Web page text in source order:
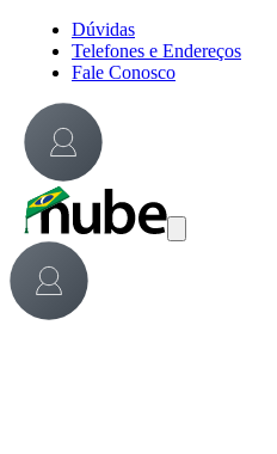
Dúvidas
Telefones e Endereços
Fale Conosco